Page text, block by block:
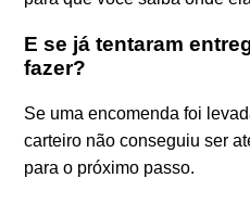
E se já tentaram
fazer?
Se uma encomenda foi
carteiro não conseguiu ser
para o próximo passo.